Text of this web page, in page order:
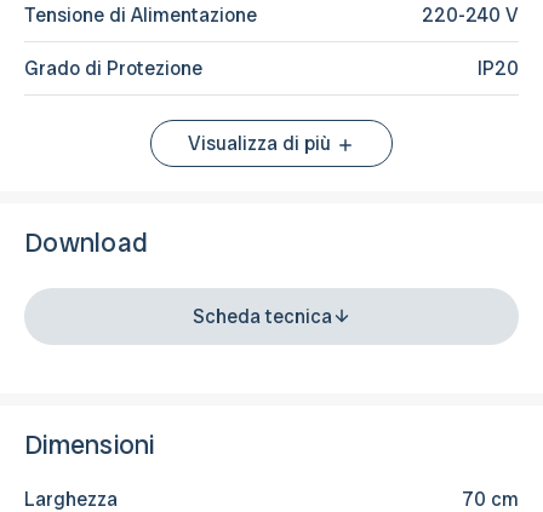
Tensione di Alimentazione 220-240 V
Grado di Protezione IP20
Visualizza di più
Download
Scheda tecnica
Dimensioni
Larghezza 70 cm